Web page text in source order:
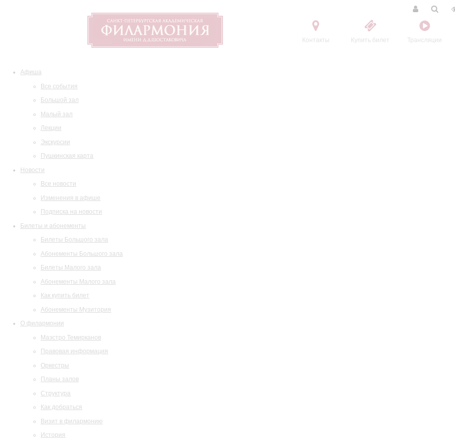
Контакты Купить билет Трансляции
Афиша
Все события
Большой зал
Малый зал
Лекции
Экскурсии
Пушкинская карта
Новости
Все новости
Изменения в афише
Подписка на новости
Билеты и абонементы
Билеты Большого зала
Абонементы Большого зала
Билеты Малого зала
Абонементы Малого зала
Как купить билет
Абонементы Музитория
О филармонии
Маэстро Темирканов
Правовая информация
Оркестры
Планы залов
Структура
Как добраться
Визит в филармонию
История